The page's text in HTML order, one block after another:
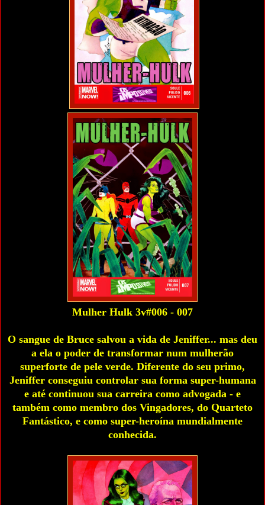
Mulher Hulk 3v#006 - 007
O sangue de Bruce salvou a vida de Jeniffer... mas deu
a ela o poder de transformar num mulherão
superforte de pele verde. Diferente do seu primo,
Jeniffer conseguiu controlar sua forma super-humana
e até continuou sua carreira como advogada - e
também como membro dos Vingadores, do Quarteto
Fantástico, e como super-heroína mundialmente
conhecida.